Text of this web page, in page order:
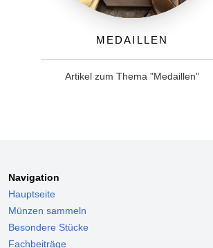
Medaillen
Artikel zum Thema "Medaillen"
Navigation
Hauptseite
Münzen sammeln
Besondere Stücke
Fachbeiträge